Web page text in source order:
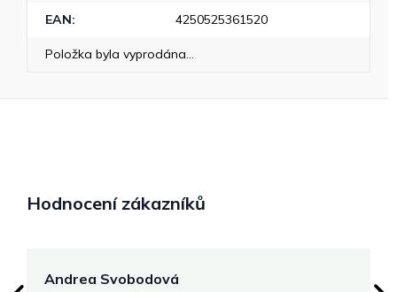
EAN: 4250525361520
Položka byla vyprodána…
Hodnocení zákazníků
Andrea Svobodová